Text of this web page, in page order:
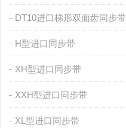
DT10进口梯形双面齿同步带
H型进口同步带
XH型进口同步带
XXH型进口同步带
XL型进口同步带